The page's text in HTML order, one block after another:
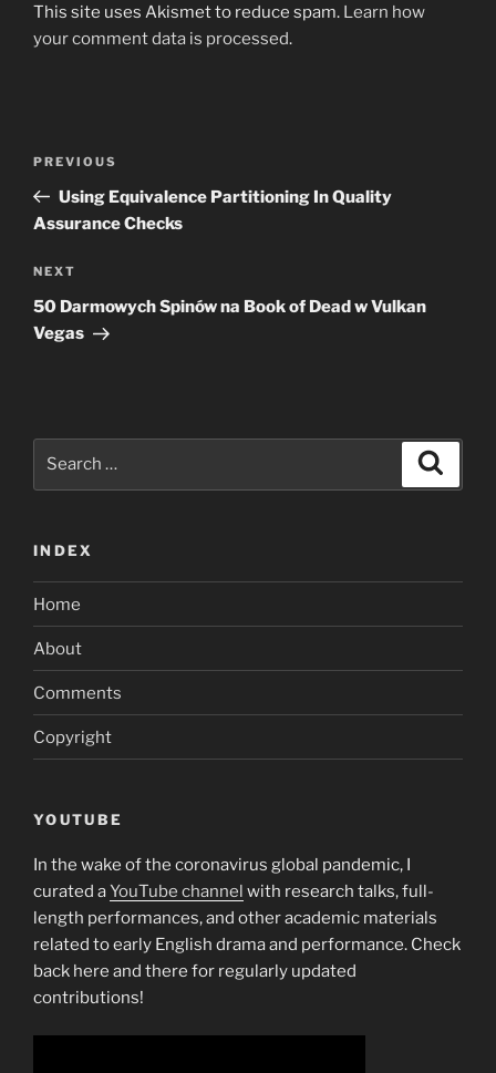
This site uses Akismet to reduce spam. Learn how
your comment data is processed.
Previous
Post
PREVIOUS
Using Equivalence Partitioning In Quality
Assurance Checks
Next
Post
NEXT
50 Darmowych Spinów na Book of Dead w Vulkan
Vegas
INDEX
Home
About
Comments
Copyright
YOUTUBE
In the wake of the coronavirus global pandemic, I
curated aYouTube channel with research talks, full-
length performances, and other academic materials
related to early English drama and performance. Check
back here and there for regularly updated
contributions!